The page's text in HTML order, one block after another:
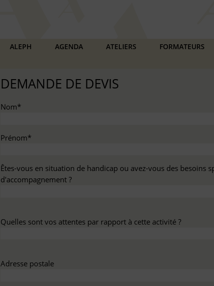
ALEPH AGENDA ATELIERS FORMATEURS
DEMANDE DE DEVIS
Nom*
Prénom*
Êtes-vous en situation de handicap ou avez-vous des besoins
d'accompagnement ?
Quelles sont vos attentes par rapport à cette activité ?
Adresse postale